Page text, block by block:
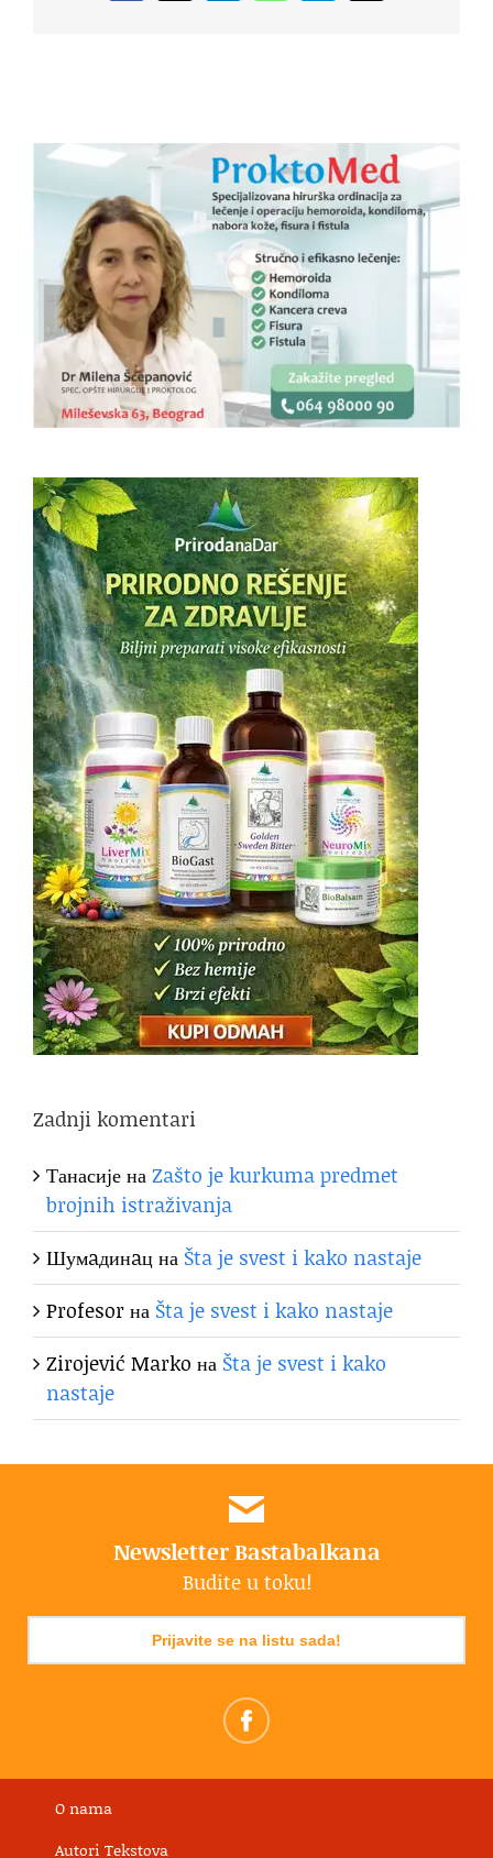
Zadnji komentari
ТанасијенаZašto je kurkuma predmet
brojnih istraživanja
Шумaдинaцна Šta je svest i kako nastaje
Profesorна Šta je svest i kako nastaje
Zirojević Marko на Šta je svest i kako
nastaje
Newsletter Bastabalkana
Budite u toku!
Prijavite se na listu sada!
O nama
Autori Tekstova